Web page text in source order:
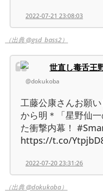
2022-07-21 23:08:03
（出典 @gsd_bass2）
世直し毒舌王
@dokukoba
工藤公康さんお願
から明＊「星野仙
た衝撃内幕！
https://t.co/
2022-07-20 23:31:26
（出典 @dokukoba）